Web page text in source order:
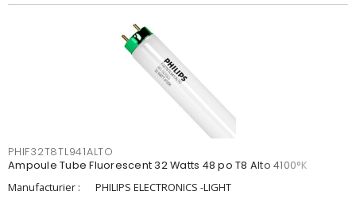
PHIF32T8TL941ALTO
Ampoule Tube Fluorescent 32 Watts 48 po T8 Alto 4100°K
Manufacturier :
PHILIPS ELECTRONICS -LIGHT